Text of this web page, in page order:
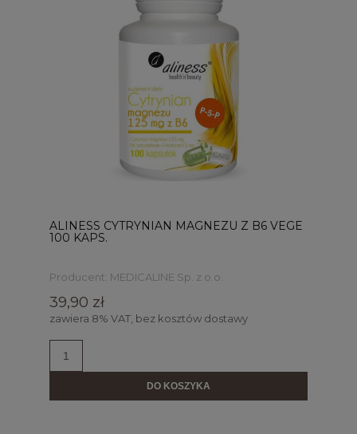
ALINESS CYTRYNIAN MAGNEZU Z B6 VEGE
100 KAPS.
Producent: MEDICALINE Sp. z o.o.
39,90 zł
zawiera 8% VAT, bez kosztów dostawy
DO KOSZYKA